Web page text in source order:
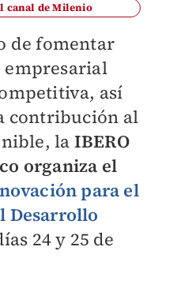
canal de Milenio
de fomentar
así
contribución al
la IBERO
organiza el
para el
Desarrollo
24 y 25 de